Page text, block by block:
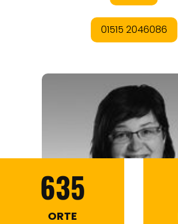
635
ORTE